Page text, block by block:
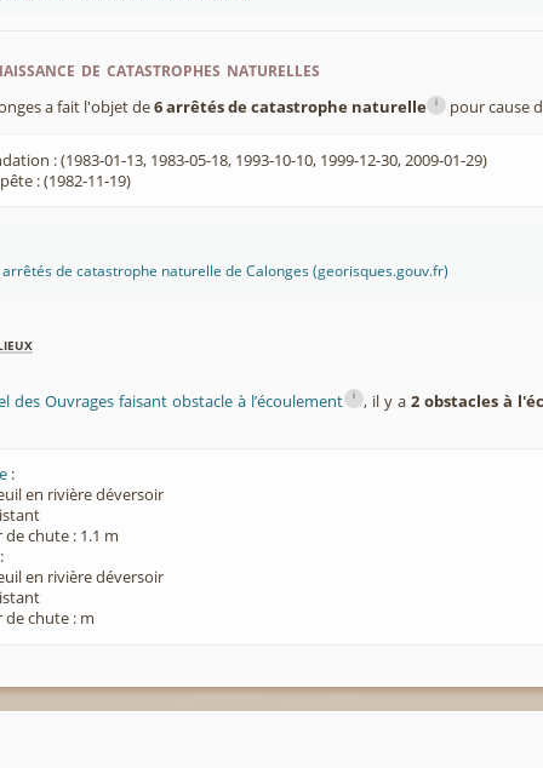
de catastrophes naturelles
a fait l'objet de6 arrêtés de catastrophe naturelle i pour cause
: (1983-01-13, 1983-05-18, 1993-10-10, 1999-12-30, 2009-01-29)
: (1982-11-19)
de catastrophe naturelle de Calonges (georisques.gouv.fr)
des Ouvrages faisant obstacle à l’écoulement i , il y a2 obstacles à
:
en rivière déversoir
chute : 1.1 m
en rivière déversoir
chute : m